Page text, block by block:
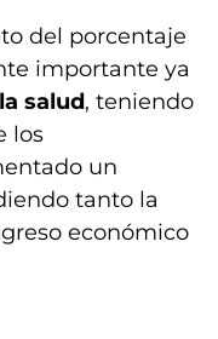
del porcentaje
importante ya
salud, teniendo
los
un
tanto la
económico